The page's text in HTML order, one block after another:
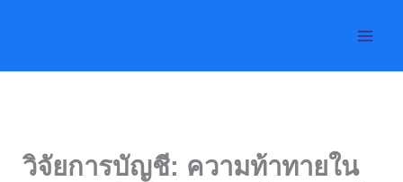
วิจัยการบัญชี: ความท้าทายใน